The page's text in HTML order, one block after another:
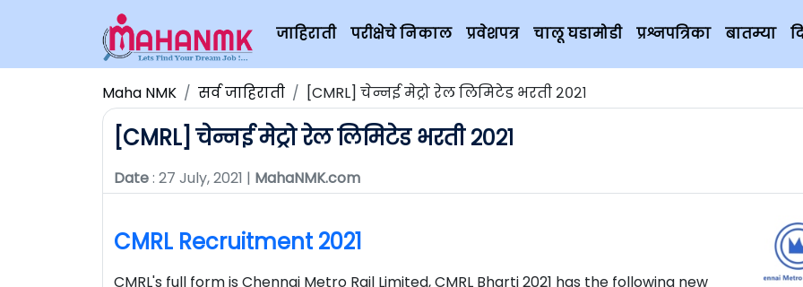
जाहिराती परीक्षेचे निकाल प्रवेशपत्र चालू घडामोडी प्रश्नपत्रिका बातम्या
Maha NMK सर्व जाहिराती [CMRL] चेन्नई मेट्रो रेल लिमिटेड भरती २०२१
[CMRL] चेन्नई मेट्रो रेल लिमिटेड भरती २०२१
Date: 27 July, 2021 | MahaNMK.com
CMRL Recruitment 2021
CMRL's full form is Chennai Metro Rail Limited, CMRL Bharti 2021 has the following new